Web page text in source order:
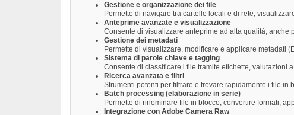
Gestione e organizzazione dei file
Permette di navigare tra cartelle locali e di rete,
Anteprime avanzate e visualizzazione
Consente di visualizzare anteprime ad alta qualità,
Gestione dei metadati
Permette di visualizzare, modificare e applicare metadati
Sistema di parole chiave e tagging
Consente di classificare i file tramite etichette, valutazioni
Ricerca avanzata e filtri
Strumenti potenti per filtrare e trovare rapidamente i file in
Batch processing (elaborazione in serie)
Permette di rinominare file in blocco, convertire formati,
Integrazione con Adobe Camera Raw